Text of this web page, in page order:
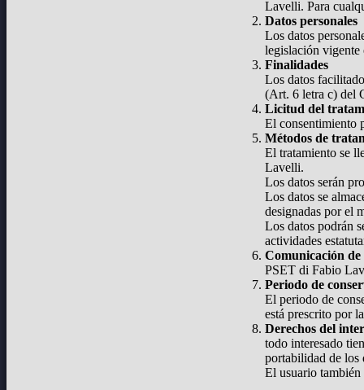
Lavelli. Para
Datos personales
Los datos
legislación vigente
Finalidades
Los datos
(Art. 6 letra c) del
Licitud del
El consentimiento
Métodos de
El tratamiento se
Lavelli.
Los datos serán
Los datos se
designadas por el
Los datos podrán
actividades
Comunicación de
PSET di Fabio
Periodo de
El periodo de
está prescrito por
Derechos del
todo interesado
portabilidad de los
El usuario también